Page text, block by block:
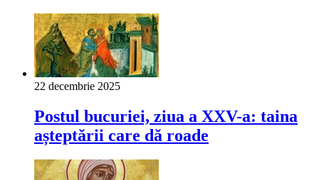
22 decembrie 2025
Postul bucuriei, ziua a XXV-a: taina
așteptării care dă roade